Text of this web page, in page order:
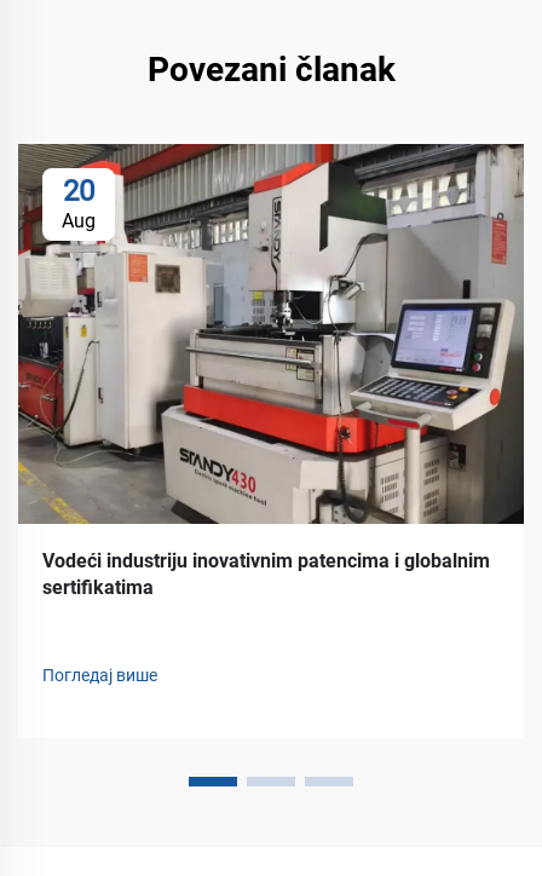
Povezani članak
20
Aug
Vodeći industriju inovativnim patencima i globalnim
sertifikatima
Погледај више